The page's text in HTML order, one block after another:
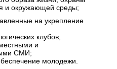
и окружающей среды;
на укрепление
клубов;
и
СМИ;
молодежи.